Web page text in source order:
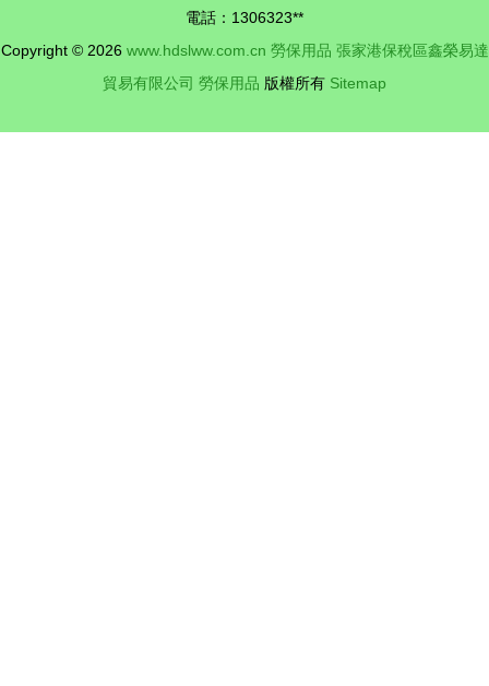
電話：1306323**
Copyright © 2026 www.hdslww.com.cn 勞保用品 張家港保稅區鑫榮易達
貿易有限公司 勞保用品 版權所有 Sitemap